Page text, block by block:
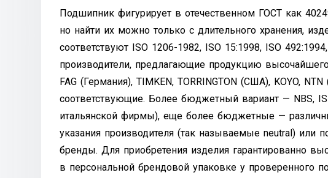
Подшипник фигурирует в отечественном ГОСТ как
но найти их можно только с длительного хранения,
соответствуют ISO 1206-1982, ISO 15:1998, ISO
производители, предлагающие продукцию
FAG (Германия), TIMKEN, TORRINGTON (США), KOYO,
соответствующие. Более бюджетный вариант — NBS,
итальянской фирмы), еще более бюджетные —
указания производителя (так называемые neutral)
бренды. Для приобретения изделия гарантированно
в персональной брендовой упаковке у проверенного